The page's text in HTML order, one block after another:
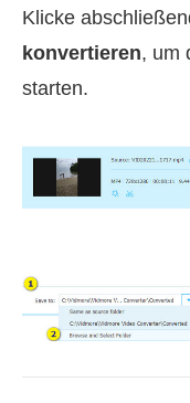
Klicke
konvertieren, um
starten.